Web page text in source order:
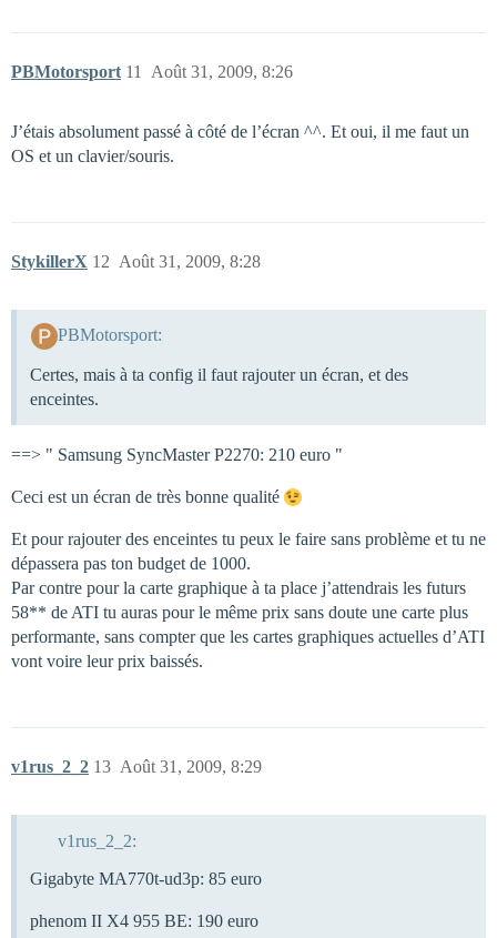
PBMotorsport Août 31, 2009, 8:26
11
J’étais absolument passé à côté de l’écran ^^. Et oui, il me faut un
OS et un clavier/souris.
StykillerX Août 31, 2009, 8:28
12
PBMotorsport:
Certes, mais à ta config il faut rajouter un écran, et des
enceintes.
==> " Samsung SyncMaster P2270: 210 euro "
Ceci est un écran de très bonne qualité
Et pour rajouter des enceintes tu peux le faire sans problème et tu ne
dépassera pas ton budget de 1000.
Par contre pour la carte graphique à ta place j’attendrais les futurs
58** de ATI tu auras pour le même prix sans doute une carte plus
performante, sans compter que les cartes graphiques actuelles d’ATI
vont voire leur prix baissés.
v1rus_2_2 Août 31, 2009, 8:29
13
v1rus_2_2:
Gigabyte MA770t-ud3p: 85 euro
phenom II X4 955 BE: 190 euro